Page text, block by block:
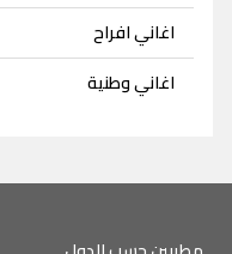
اغاني افراح
اغاني وطنية